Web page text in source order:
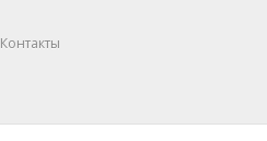
Контакты